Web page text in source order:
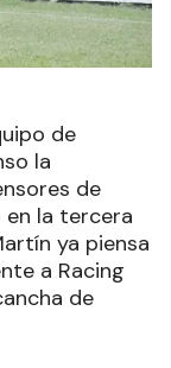
de
la
de
en la tercera
ya piensa
a Racing
de